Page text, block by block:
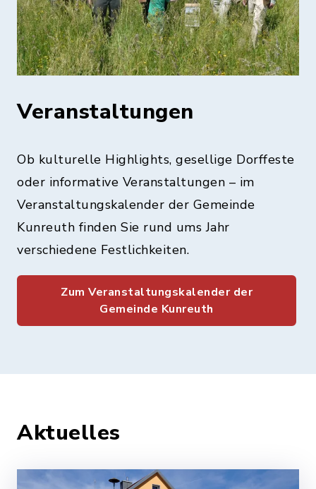
Veranstaltungen
Ob kulturelle Highlights, gesellige Dorffeste
oder informative Veranstaltungen – im
Veranstaltungskalender der Gemeinde
Kunreuth finden Sie rund ums Jahr
verschiedene Festlichkeiten.
Zum Veranstaltungskalender der
Gemeinde Kunreuth
Aktuelles